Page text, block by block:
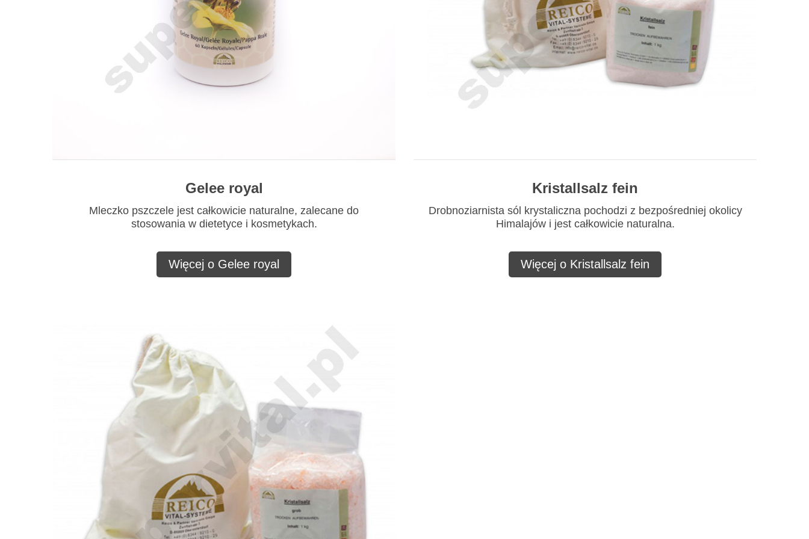
Gelee royal
Mleczko pszczele jest całkowicie naturalne, zalecane do
stosowania w dietetyce i kosmetykach.
Więcej o Gelee royal
Kristallsalz fein
Drobnoziarnista sól krystaliczna pochodzi z bezpośredniej okolicy
Himalajów i jest całkowicie naturalna.
Więcej o Kristallsalz fein